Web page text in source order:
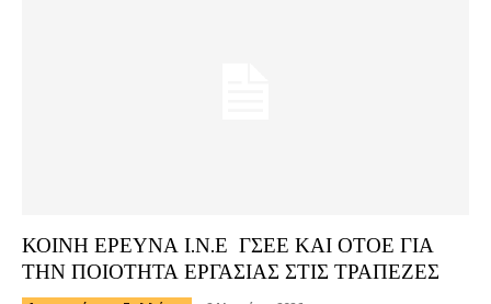
ΚΟΙΝΗ ΕΡΕΥΝΑ Ι.Ν.Ε ΓΣΕΕ ΚΑΙ ΟΤΟΕ ΓΙΑ
ΤΗΝ ΠΟΙΟΤΗΤΑ ΕΡΓΑΣΙΑΣ ΣΤΙΣ ΤΡΑΠΕΖΕΣ